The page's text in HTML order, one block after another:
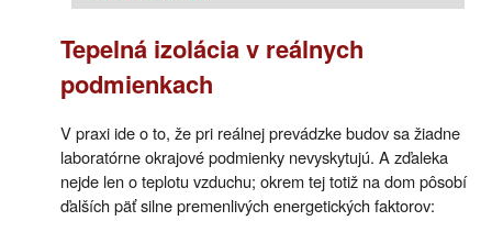
Tepelná izolácia v reálnych
podmienkach
V praxi ide o to, že pri reálnej prevádzke budov sa žiadne
laboratórne okrajové podmienky nevyskytujú. A zďaleka
nejde len o teplotu vzduchu; okrem tej totiž na dom pôsobí
ďalších päť silne premenlivých energetických faktorov: